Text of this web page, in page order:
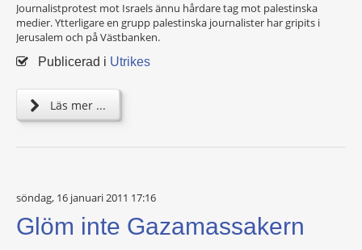
Journalistprotest mot Israels ännu hårdare tag mot palestinska
medier. Ytterligare en grupp palestinska journalister har gripits i
Jerusalem och på Västbanken.
Publicerad i Utrikes
Läs mer ...
söndag, 16 januari 2011 17:16
Glöm inte Gazamassakern